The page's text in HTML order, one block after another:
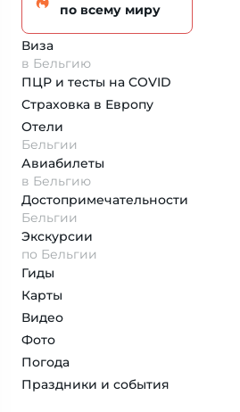
по всему миру
Виза
в Бельгию
ПЦР и тесты на COVID
Страховка в Европу
Отели
Бельгии
Авиабилеты
в Бельгию
Достопримеча­тельности
Бельгии
Экскурсии
по Бельгии
Гиды
Карты
Видео
Фото
Погода
Праздники и события